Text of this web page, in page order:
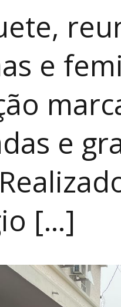
e
e
[…]